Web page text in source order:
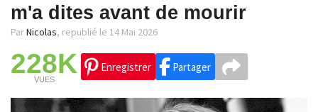
m'a dites avant de mourir
ParNicolas, republié le 14 Mai 2026
228K
VUES
Enregistrer Partager